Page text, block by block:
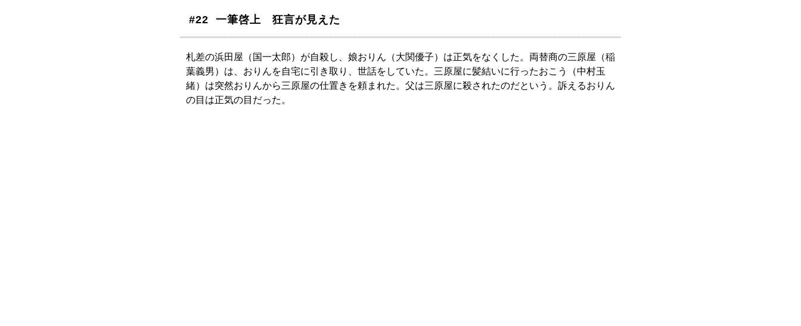
#22 一筆啓上 狂言が見えた
札差の浜田屋（国一太郎）が自殺し、娘おりん（大関優子）は正気をなくした。両替商の三原屋（稲
葉義男）は、おりんを自宅に引き取り、世話をしていた。三原屋に髪結いに行ったおこう（中村玉
緒）は突然おりんから三原屋の仕置きを頼まれた。父は三原屋に殺されたのだという。訴えるおりん
の目は正気の目だった。